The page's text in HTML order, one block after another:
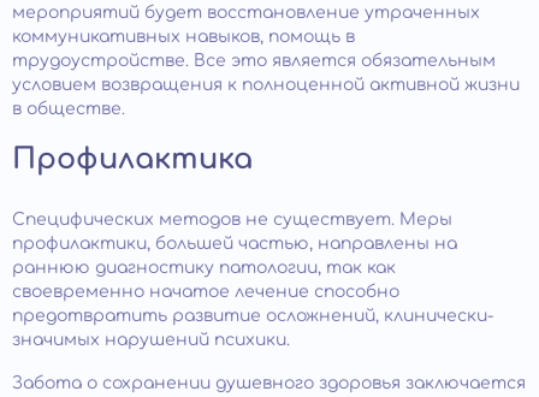
мероприятий будет восстановление утраченных
коммуникативных навыков, помощь в
трудоустройстве. Все это является обязательным
условием возвращения к полноценной активной жизни
в обществе.
Профилактика
Специфических методов не существует. Меры
профилактики, большей частью, направлены на
раннюю диагностику патологии, так как
своевременно начатое лечение способно
предотвратить развитие осложнений, клинически-
значимых нарушений психики.
Забота о сохранении душевного здоровья заключается